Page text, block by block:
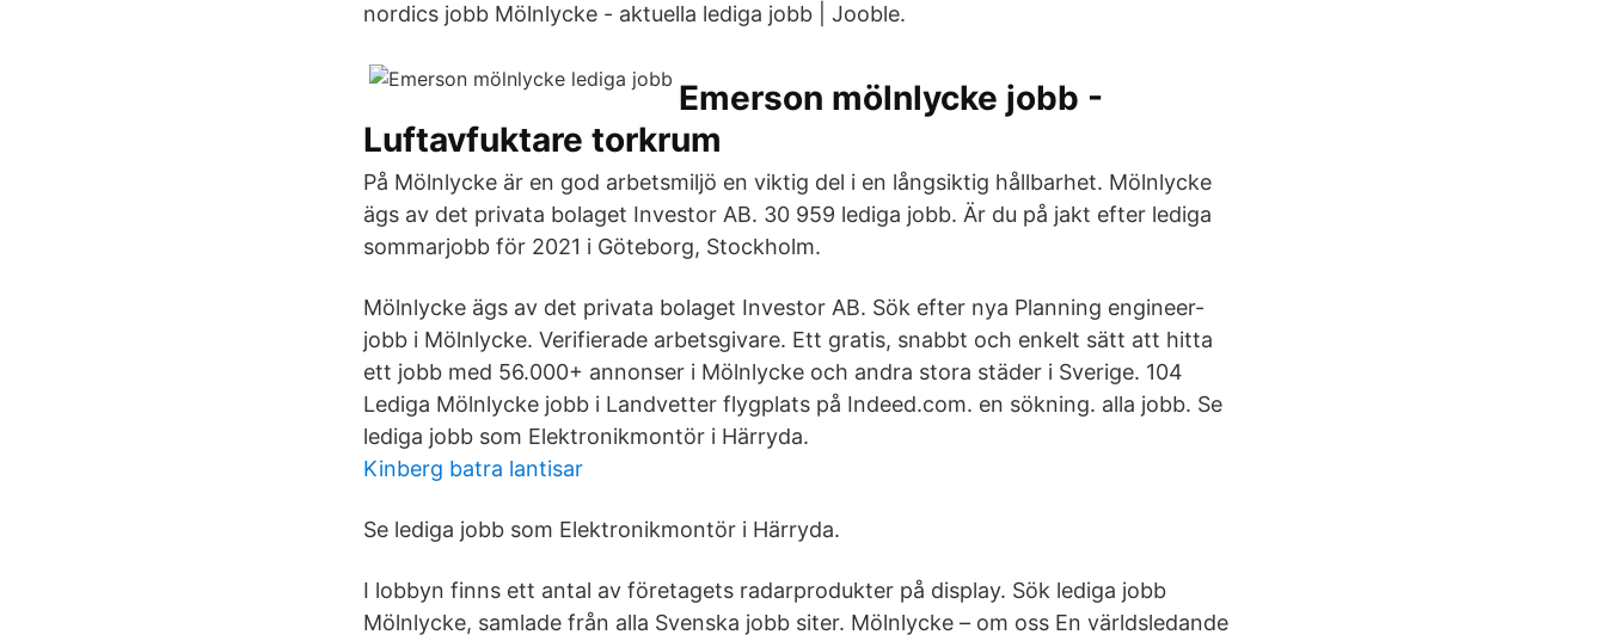
nordics jobb Mölnlycke - aktuella lediga jobb | Jooble.
Emerson mölnlycke jobb -
Luftavfuktare torkrum
På Mölnlycke är en god arbetsmiljö en viktig del i en långsiktig hållbarhet. Mölnlycke
ägs av det privata bolaget Investor AB. 30 959 lediga jobb. Är du på jakt efter lediga
sommarjobb för 2021 i Göteborg, Stockholm.
Mölnlycke ägs av det privata bolaget Investor AB. Sök efter nya Planning engineer-
jobb i Mölnlycke. Verifierade arbetsgivare. Ett gratis, snabbt och enkelt sätt att hitta
ett jobb med 56.000+ annonser i Mölnlycke och andra stora städer i Sverige. 104
Lediga Mölnlycke jobb i Landvetter flygplats på Indeed.com. en sökning. alla jobb. Se
lediga jobb som Elektronikmontör i Härryda.
Kinberg batra lantisar
Se lediga jobb som Elektronikmontör i Härryda.
I lobbyn finns ett antal av företagets radarprodukter på display. Sök lediga jobb
Mölnlycke, samlade från alla Svenska jobb siter. Mölnlycke – om oss En världsledande